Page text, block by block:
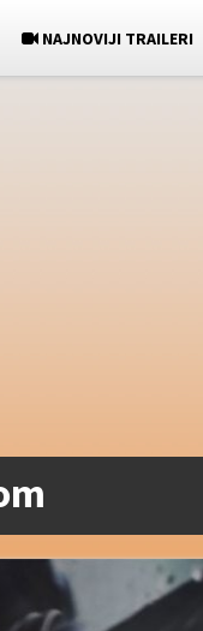
NAJNOVIJI TRAILERI